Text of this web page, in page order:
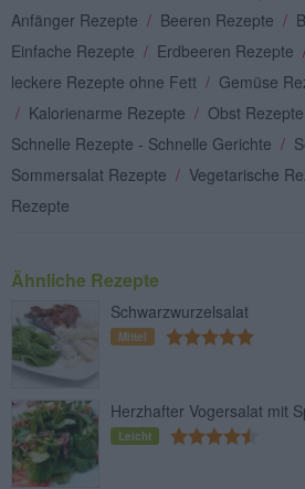
Anfänger Rezepte / Beeren Rezepte /
Einfache Rezepte / Erdbeeren Rezepte
leckere Rezepte ohne Fett / Gemüse
/ Kalorienarme Rezepte / Obst Rezepte
Schnelle Rezepte - Schnelle Gerichte /
Sommersalat Rezepte / Vegetarische
Rezepte
Ähnliche Rezepte
Schwarzwurzelsalat
Mittel
Herzhafter Vogersalat mit
Leicht